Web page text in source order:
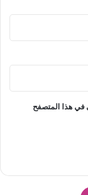
في هذا المتصفح